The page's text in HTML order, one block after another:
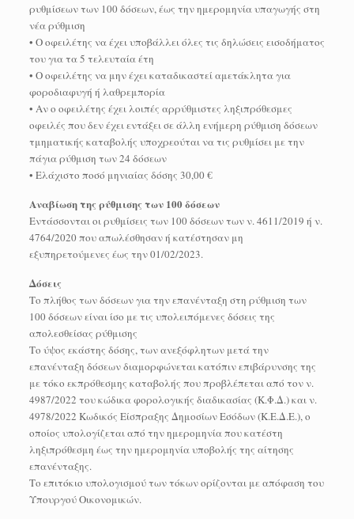
ρυθμίσεων των 100 δόσεων, έως την ημερομηνία υπαγωγής στη
νέα ρύθμιση
• Ο οφειλέτης να έχει υποβάλλει όλες τις δηλώσεις εισοδήματος
του για τα 5 τελευταία έτη
• Ο οφειλέτης να μην έχει καταδικαστεί αμετάκλητα για
φοροδιαφυγή ή λαθρεμπορία
• Αν ο οφειλέτης έχει λοιπές αρρύθμιστες ληξιπρόθεσμες
οφειλές που δεν έχει εντάξει σε άλλη ενήμερη ρύθμιση δόσεων
τμηματικής καταβολής υποχρεούται να τις ρυθμίσει με την
πάγια ρύθμιση των 24 δόσεων
• Ελάχιστο ποσό μηνιαίας δόσης 30,00 €
Αναβίωση της ρύθμισης των 100 δόσεων
Εντάσσονται οι ρυθμίσεις των 100 δόσεων των ν. 4611/2019 ή ν.
4764/2020 που απωλέσθησαν ή κατέστησαν μη
εξυπηρετούμενες έως την 01/02/2023.
Δόσεις
Το πλήθος των δόσεων για την επανένταξη στη ρύθμιση των
100 δόσεων είναι ίσο με τις υπολειπόμενες δόσεις της
απολεσθείσας ρύθμισης
Το ύψος εκάστης δόσης, των ανεξόφλητων μετά την
επανένταξη δόσεων διαμορφώνεται κατόπιν επιβάρυνσης της
με τόκο εκπρόθεσμης καταβολής που προβλέπεται από τον ν.
4987/2022 του κώδικα φορολογικής διαδικασίας (Κ.Φ.Δ.) και ν.
4978/2022 Κωδικός Είσπραξης Δημοσίων Εσόδων (Κ.Ε.Δ.Ε.), ο
οποίος υπολογίζεται από την ημερομηνία που κατέστη
ληξιπρόθεσμη έως την ημερομηνία υποβολής της αίτησης
επανένταξης.
Το επιτόκιο υπολογισμού των τόκων ορίζονται με απόφαση του
Υπουργού Οικονομικών.